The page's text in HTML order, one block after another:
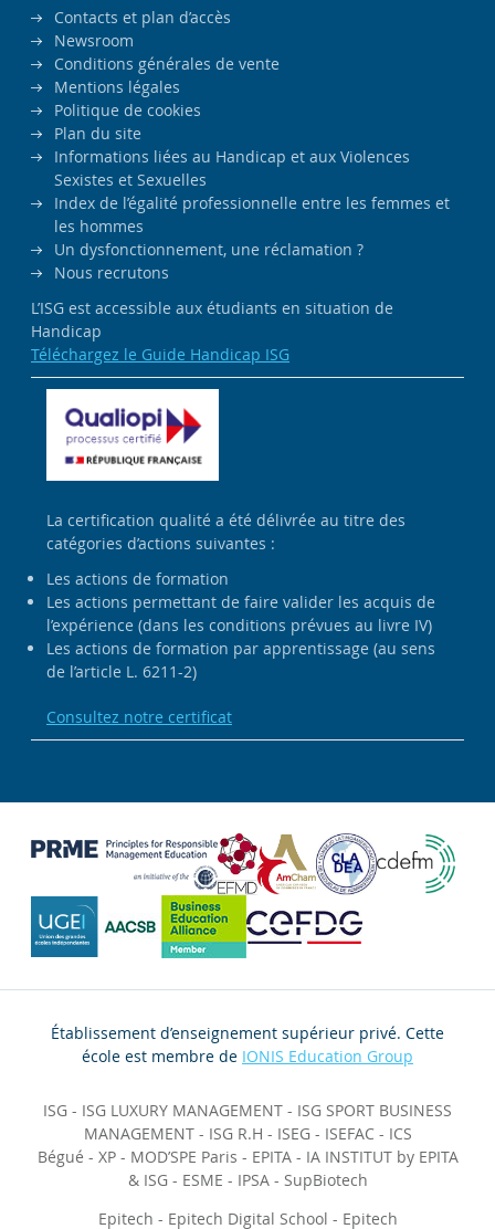
Contacts et plan d’accès
Newsroom
Conditions générales de vente
Mentions légales
Politique de cookies
Plan du site
Informations liées au Handicap et aux Violences
Sexistes et Sexuelles
Index de l’égalité professionnelle entre les femmes et
les hommes
Un dysfonctionnement, une réclamation ?
Nous recrutons
L’ISG est accessible aux étudiants en situation de
Handicap
Téléchargez le Guide Handicap ISG
La certification qualité a été délivrée au titre des
catégories d’actions suivantes :
Les actions de formation
Les actions permettant de faire valider les acquis de
l’expérience (dans les conditions prévues au livre IV)
Les actions de formation par apprentissage (au sens
de l’article L. 6211-2)
Consultez notre certificat
Établissement d’enseignement supérieur privé. Cette
école est membre de IONIS Education Group
ISG - ISG LUXURY MANAGEMENT - ISG SPORT BUSINESS
MANAGEMENT- ISG R.H - ISEG- ISEFAC- ICS
Bégué - XP- MOD’SPE Paris - EPITA- IA INSTITUT by EPITA
& ISG- ESME - IPSA- SupBiotech
Epitech - Epitech Digital School - Epitech